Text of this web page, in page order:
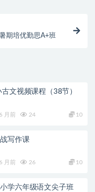
期培优勤思A+班
文视频课程（38节）
月前 24 10
写作课
月前 26 10
学六年级语文尖子班